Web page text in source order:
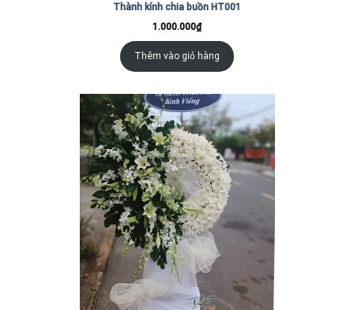
Thành kính chia buồn HT001
1.000.000₫
Thêm vào giỏ hàng